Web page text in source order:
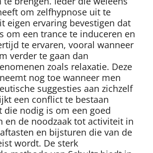
om zelfhypnose uit te
eigen ervaring bevestigen dat
om een trance te induceren en
te ervaren, vooral wanneer
verder te gaan dan
zoals relaxatie. Deze
nog toe wanneer men
suggesties aan zichzelf
een conflict te bestaan
die nodig is om een goed
en de noodzaak tot activiteit in
en bijsturen die van de
wordt. De sterk